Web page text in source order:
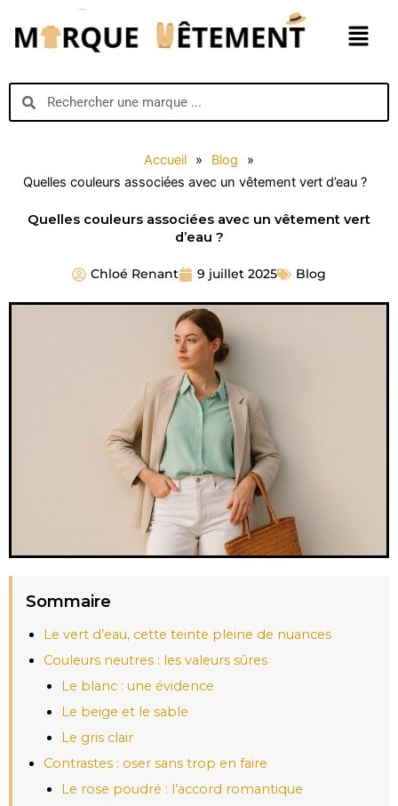
contenu
Menu
SearchSearch
Accueil » Blog
»
Quelles couleurs associées avec un vêtement vert d’eau ?
Quelles couleurs associées avec un vêtement vert
d’eau ?
Chloé Renant 9 juillet 2025 Blog
Sommaire
Le vert d’eau, cette teinte pleine de nuances
Couleurs neutres : les valeurs sûres
Le blanc : une évidence
Le beige et le sable
Le gris clair
Contrastes : oser sans trop en faire
Le rose poudré : l’accord romantique